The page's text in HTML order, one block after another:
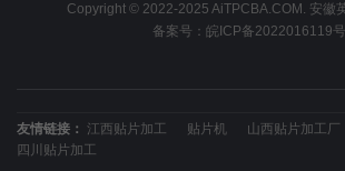
Copyright © 2022-2025 AiTPCBA.COM. 安徽
备案号： 皖ICP备2022016119号
友情链接： 江西贴片加工 贴片机 山西贴片加工厂
四川贴片加工